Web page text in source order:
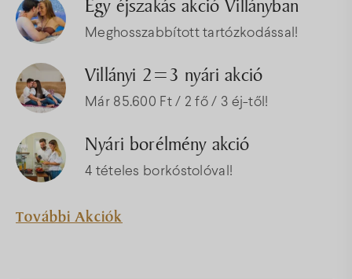
Egy éjszakás akció Villányban
Meghosszabbított tartózkodással!
Villányi 2=3 nyári akció
Már 85.600 Ft / 2 fő / 3 éj-től!
Nyári borélmény akció
4 tételes borkóstolóval!
További Akciók